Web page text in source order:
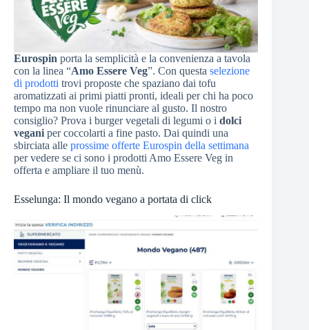
Eurospin porta la semplicità e la convenienza a tavola
con la linea “Amo Essere Veg”. Con questa selezione
di prodotti trovi proposte che spaziano dai tofu
aromatizzati ai primi piatti pronti, ideali per chi ha poco
tempo ma non vuole rinunciare al gusto. Il nostro
consiglio? Prova i burger vegetali di legumi o i dolci
vegani per coccolarti a fine pasto. Dai quindi una
sbirciata alle prossime offerte Eurospin della settimana
per vedere se ci sono i prodotti Amo Essere Veg in
offerta e ampliare il tuo menù.
Esselunga: Il mondo vegano a portata di click